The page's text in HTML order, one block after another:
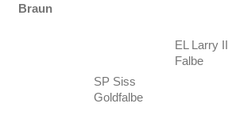
Braun
SP Siss
Goldfalbe
EL Larry II
Falbe